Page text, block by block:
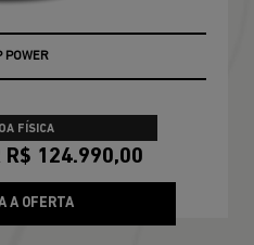
POWER
FÍSICA
R$ 124.990,00
A OFERTA